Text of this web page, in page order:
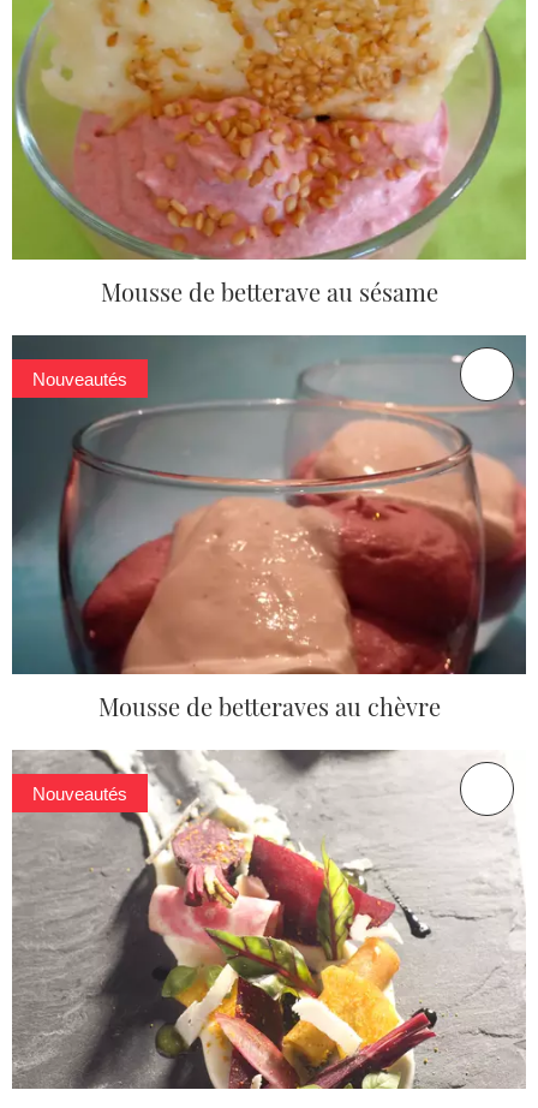
Mousse de betterave au sésame
Nouveautés
Mousse de betteraves au chèvre
Nouveautés